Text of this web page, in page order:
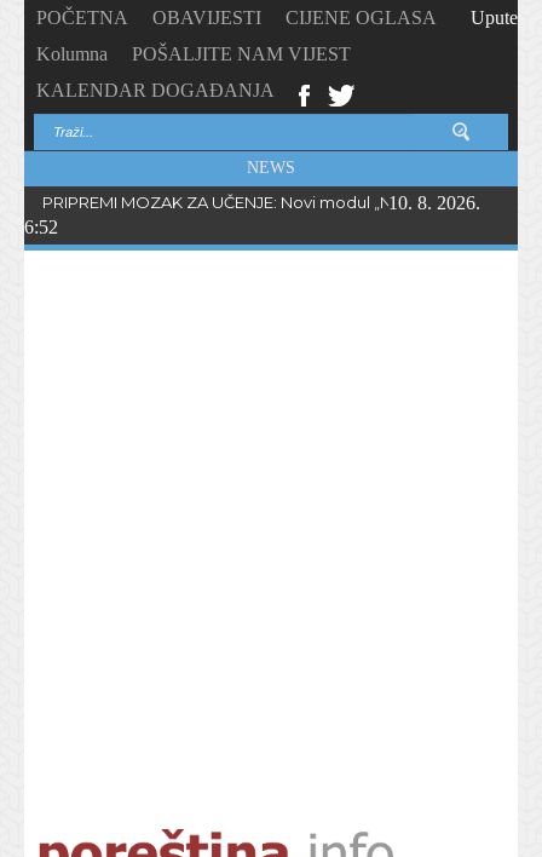
POČETNA OBAVIJESTI
CIJENE OGLASA
Kolumna
POŠALJITE NAM VIJEST
KALENDAR DOGAĐANJA
Upute
NEWS
PRIPREMI MOZAK ZA UČENJE: Novi modul „NeuroLearn”
10. 8. 2026.
6:52